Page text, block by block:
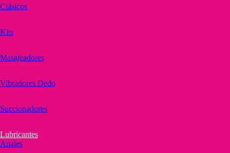
Clásicos
Kits
Masajeadores
Vibradores Dedo
Succionadores
Lubricantes
Anales